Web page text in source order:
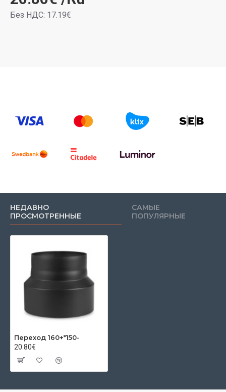
Без НДС: 17.19€
НЕДАВНО
ПРОСМОТРЕННЫЕ
САМЫЕ
ПОПУЛЯРНЫЕ
Переход 160+*150-
20.80€